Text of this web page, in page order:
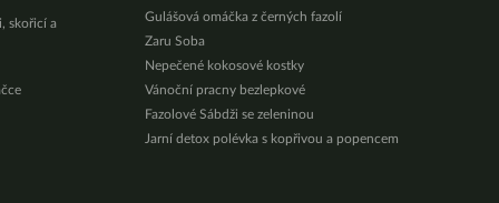
skořicí a
Gulášová omáčka z černých fazolí
Zaru Soba
Nepečené kokosové kostky
Vánoční pracny bezlepkové
Fazolové Sábdži se zeleninou
Jarní detox polévka s kopřivou a popencem